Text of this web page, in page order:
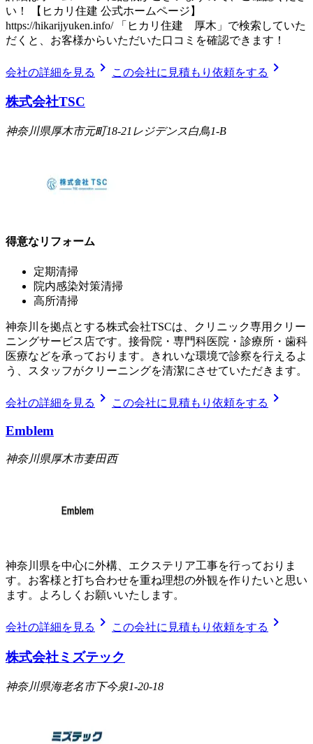
い！ 【ヒカリ住建 公式ホームページ】
https://hikarijyuken.info/ 「ヒカリ住建 厚木」で検索していた
だくと、お客様からいただいた口コミを確認できます！
会社の詳細を見る chevron_right この会社に見積もり依頼をする chevron_right
株式会社TSC
神奈川県厚木市元町18-21レジデンス白鳥1-B
得意なリフォーム
定期清掃
院内感染対策清掃
高所清掃
神奈川を拠点とする株式会社TSCは、クリニック専用クリー
ニングサービス店です。接骨院・専門科医院・診療所・歯科
医療などを承っております。きれいな環境で診察を行えるよ
う、スタッフがクリーニングを清潔にさせていただきます。
会社の詳細を見る chevron_right この会社に見積もり依頼をする chevron_right
Emblem
神奈川県厚木市妻田西
神奈川県を中心に外構、エクステリア工事を行っておりま
す。お客様と打ち合わせを重ね理想の外観を作りたいと思い
ます。よろしくお願いいたします。
会社の詳細を見る chevron_right この会社に見積もり依頼をする chevron_right
株式会社ミズテック
神奈川県海老名市下今泉1-20-18